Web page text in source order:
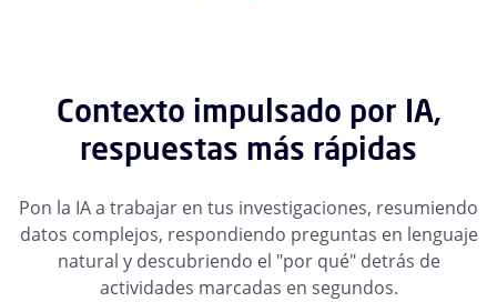
Contexto impulsado por IA,
respuestas más rápidas
Pon la IA a trabajar en tus investigaciones, resumiendo
datos complejos, respondiendo preguntas en lenguaje
natural y descubriendo el "por qué" detrás de
actividades marcadas en segundos.